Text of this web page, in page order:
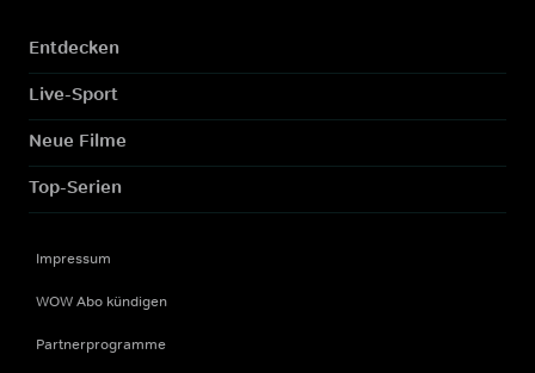
Entdecken
Live-Sport
Neue Filme
Top-Serien
Impressum
WOW Abo kündigen
Partnerprogramme